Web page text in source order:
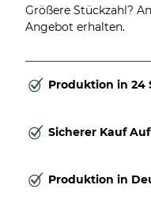
Größere Stückzahl?
Angebot erhalten.
Produktion in 24
Sicherer Kauf
Produktion in